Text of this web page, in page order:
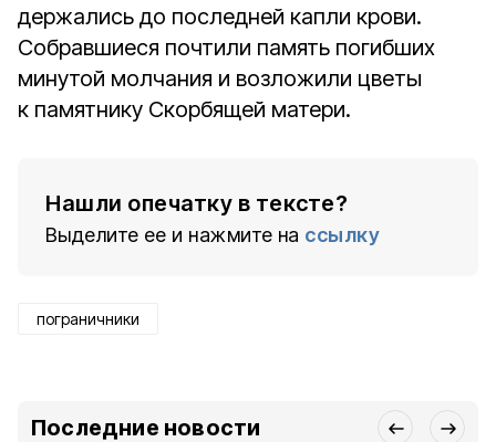
держались до последней капли крови.
Собравшиеся почтили память погибших
минутой молчания и возложили цветы
к памятнику Скорбящей матери.
Нашли опечатку в тексте?
Выделите ее и нажмите на ссылку
пограничники
Последние новости